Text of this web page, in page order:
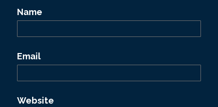
Name
Email
Website